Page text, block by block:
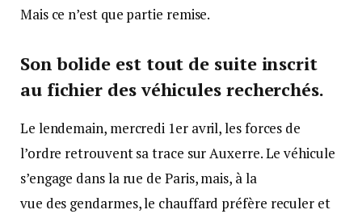
Mais ce n’est que partie remise.
Son bolide est tout de suite inscrit
au fichier des véhicules recherchés.
Le lendemain, mercredi 1er avril, les forces de
l’ordre retrouvent sa trace sur Auxerre. Le véhicule
s’engage dans la rue de Paris, mais, à la
vue des gendarmes, le chauffard préfère reculer et